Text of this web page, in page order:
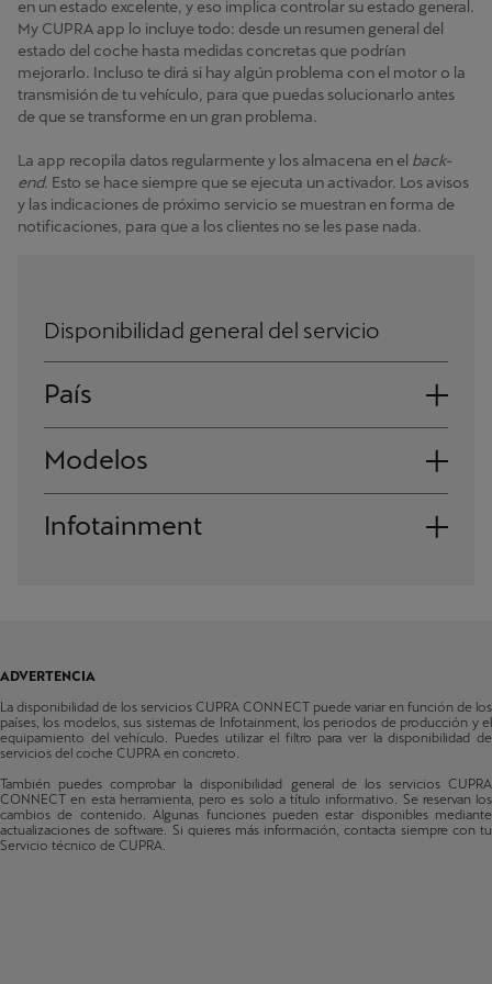
en un estado excelente, y eso implica controlar su estado general.
My CUPRA app lo incluye todo: desde un resumen general del
estado del coche hasta medidas concretas que podrían
mejorarlo. Incluso te dirá si hay algún problema con el motor o la
transmisión de tu vehículo, para que puedas solucionarlo antes
de que se transforme en un gran problema.
La app recopila datos regularmente y los almacena en el back-
end. Esto se hace siempre que se ejecuta un activador. Los avisos
y las indicaciones de próximo servicio se muestran en forma de
notificaciones, para que a los clientes no se les pase nada.
Disponibilidad general del servicio
País
Austria
Suiza
Chipre
Chequia
Alemania
Modelos
Fabricado a partir de 08/2022
Fabricado a partir de 48/2020
Formentor
Terramar
Fabricado a partir de 35/2024
Infotainment
ADVERTENCIA
La disponibilidad de los servicios CUPRA CONNECT puede variar en función de los
países, los modelos, sus sistemas de Infotainment, los periodos de producción y el
equipamiento del vehículo. Puedes utilizar el filtro para ver la disponibilidad de
servicios del coche CUPRA en concreto.
También puedes comprobar la disponibilidad general de los servicios CUPRA
CONNECT en esta herramienta, pero es solo a título informativo. Se reservan los
cambios de contenido. Algunas funciones pueden estar disponibles mediante
actualizaciones de software. Si quieres más información, contacta siempre con tu
Servicio técnico de CUPRA.